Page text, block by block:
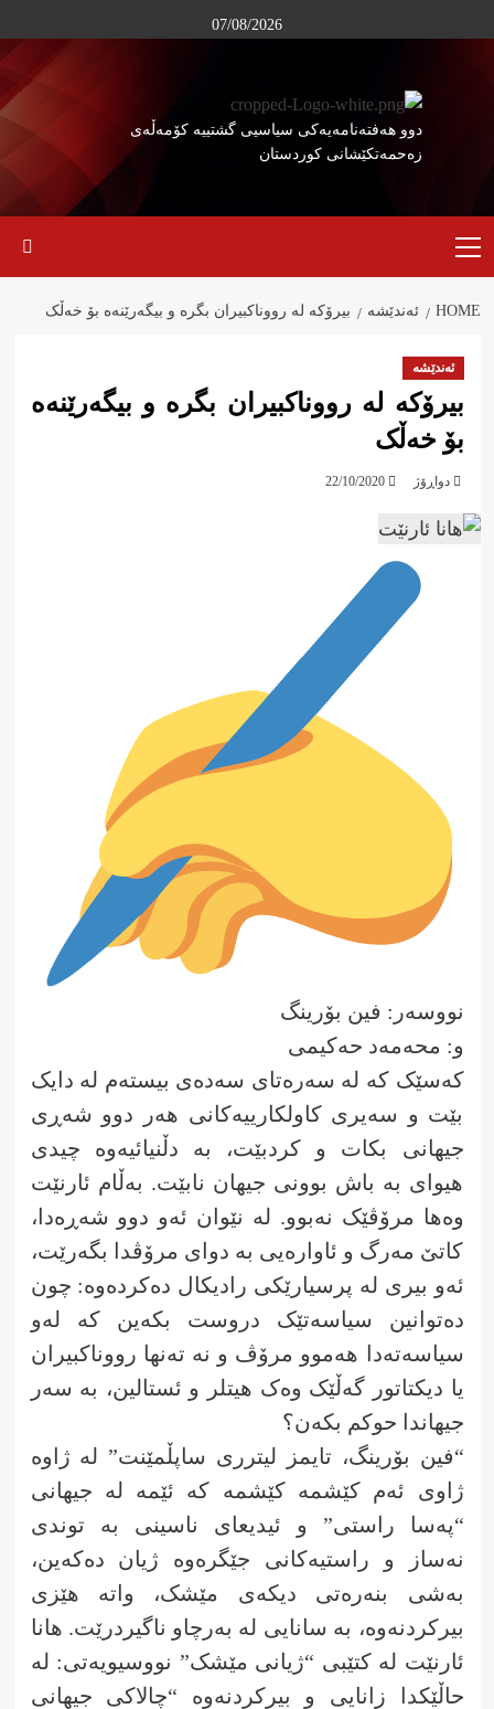
to
07/08/2026
دوو هەفتەنامەیەکی سیاسیی گشتییە کۆمەڵەی
زەحمەتکێشانی کوردستان
Menu
HOME ئەندێشە بیرۆکە لە رووناکبیران بگرە و بیگەرێنەە بۆ خەڵک
ئەندێشە
بیرۆکە لە رووناکبیران بگرە و بیگەرێنەە
بۆ خەڵک
دواڕۆژ 22/10/2020
نووسەر: فین بۆرینگ
و: محەمەد حەکیمی
کەسێک کە لە سەرەتای سەدەی بیستەم لە دایک
بێت و سەیری کاولکارییەکانی هەر دوو شەڕی
جیهانی بکات و کردبێت، بە دڵنیائیەوە چیدی
هیوای بە باش بوونی جیهان نابێت. بەڵام ئارنێت
وەها مرۆڤێک نەبوو. لە نێوان ئەو دوو شەڕەدا،
کاتێ مەرگ و ئاوارەیی بە دوای مرۆڤدا بگەرێت،
ئەو بیری لە پرسیارێکی رادیکال دەکردەوە: چون
دەتوانین سیاسەتێک دروست بکەین کە لەو
سیاسەتەدا هەموو مرۆڤ و نە تەنها رووناکبیران
یا دیکتاتور گەڵێک وەک هیتلر و ئستالین، بە سەر
جیهاندا حوکم بکەن؟
“فین بۆرینگ، تایمز لیترری ساپڵمێنت” لە ژاوە
ژاوی ئەم کێشمە کێشمە کە ئێمە لە جیهانی
“پەسا راستی” و ئیدیعای ناسینی بە توندی
نەساز و راستیەکانی جێگرەوە ژیان دەکەین،
بەشی بنەرەتی دیکەی مێشک، واتە هێزی
بیرکردنەوە، بە سانایی لە بەرچاو ناگیردرێت. هانا
ئارنێت لە کتێبی “ژیانی مێشک” نووسیویەتی: لە
حاڵێکدا زانایی و بیرکردنەوە “چالاکی جیهانی